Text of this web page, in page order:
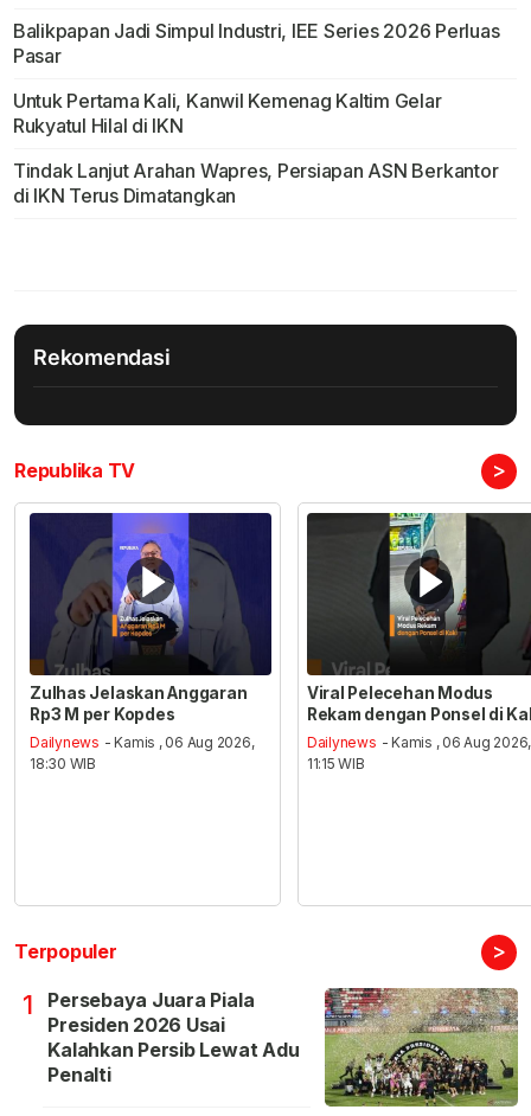
Balikpapan Jadi Simpul Industri, IEE Series 2026 Perluas
Pasar
Untuk Pertama Kali, Kanwil Kemenag Kaltim Gelar
Rukyatul Hilal di IKN
Tindak Lanjut Arahan Wapres, Persiapan ASN Berkantor
di IKN Terus Dimatangkan
Rekomendasi
Republika TV >
Zulhas Jelaskan Anggaran
Rp3 M per Kopdes
Dailynews - Kamis , 06 Aug 2026,
18:30 WIB
Viral Pelecehan Modus
Rekam dengan Ponsel di
Dailynews - Kamis , 06 Aug 2026,
11:15 WIB
Terpopuler >
1
Persebaya Juara Piala
Presiden 2026 Usai
Kalahkan Persib Lewat Adu
Penalti